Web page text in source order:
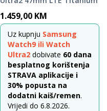
1.459,00 KM
Uz kupnju Samsung
Watch9 ili Watch
Ultra2 dobivate 60 dana
besplatnog korištenja
STRAVA aplikacije i
30% popusta na
dodatni kaiš/remen.
Vrijedi do 6.8.2026.